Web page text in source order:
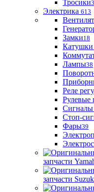
Тросики
Электрика 613
Замки18
Катушки
Лампы38
Реле
Рулевые
Сигналы
Стоп-
Фары39
запчасти
запчасти